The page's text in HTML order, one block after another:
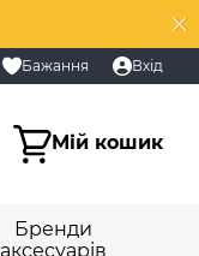
Бажання Вхід
Мій кошик
Бренди
аксесуарів